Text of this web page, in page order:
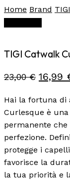
Home Brand TIGI
TIGI Catwalk
23,00€ Il
era:
23,00
16,99
Hai la fortuna di
Curlesque è
permanente
perfezione.
protegge i
favorisce la
la tua priorità e